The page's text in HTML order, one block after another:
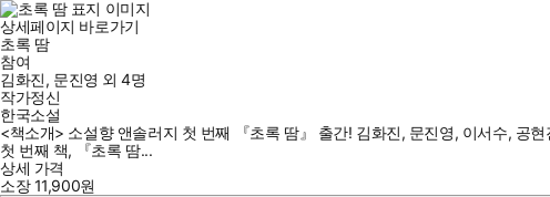
상세페이지 바로가기
초록 땀
참여
김화진, 문진영 외4명
작가정신
한국소설
<책소개> 소설향 앤솔러지 첫 번째 『초록 땀』 출간! 김화진, 문진영, 이서수, 공
첫 번째 책, 『초록 땀...
상세 가격
소장11,900원